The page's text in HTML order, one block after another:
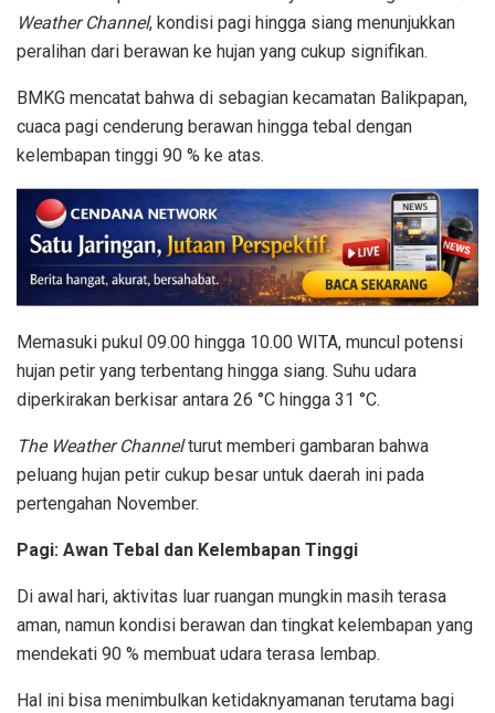
Weather Channel, kondisi pagi hingga siang menunjukkan
peralihan dari berawan ke hujan yang cukup signifikan.
BMKG mencatat bahwa di sebagian kecamatan Balikpapan,
cuaca pagi cenderung berawan hingga tebal dengan
kelembapan tinggi 90 % ke atas.
Memasuki pukul 09.00 hingga 10.00 WITA, muncul potensi
hujan petir yang terbentang hingga siang. Suhu udara
diperkirakan berkisar antara 26 °C hingga 31 °C.
The Weather Channelturut memberi gambaran bahwa
peluang hujan petir cukup besar untuk daerah ini pada
pertengahan November.
Pagi: Awan Tebal dan Kelembapan Tinggi
Di awal hari, aktivitas luar ruangan mungkin masih terasa
aman, namun kondisi berawan dan tingkat kelembapan yang
mendekati 90 % membuat udara terasa lembap.
Hal ini bisa menimbulkan ketidaknyamanan terutama bagi